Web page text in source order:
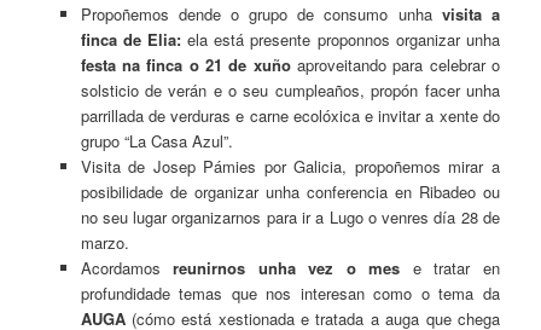
Propoñemos dende o grupo de consumo unha visita a
finca de Elia:ela está presente proponnos organizar unha
festa na finca o 21 de xuñoaproveitando para celebrar o
solsticio de verán e o seu cumpleaños, propón facer unha
parrillada de verduras e carne ecolóxica e invitar a xente do
grupo “La Casa Azul”.
Visita de Josep Pámies por Galicia, propoñemos mirar a
posibilidade de organizar unha conferencia en Ribadeo ou
no seu lugar organizarnos para ir a Lugo o venres día 28 de
marzo.
Acordamosreunirnos unha vez o mes e tratar en
profundidade temas que nos interesan como o tema da
AUGA (cómo está xestionada e tratada a auga que chega